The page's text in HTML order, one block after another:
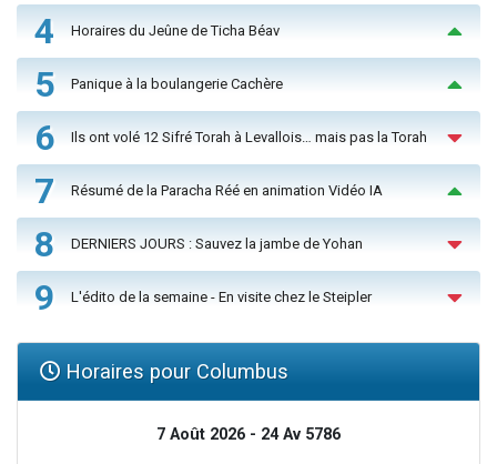
4 Horaires du Jeûne de Ticha Béav
5 Panique à la boulangerie Cachère
6 Ils ont volé 12 Sifré Torah à Levallois… mais pas la Torah
7 Résumé de la Paracha Réé en animation Vidéo IA
8 DERNIERS JOURS : Sauvez la jambe de Yohan
9 L'édito de la semaine - En visite chez le Steipler
Horaires pour Columbus
7 Août 2026 - 24 Av 5786